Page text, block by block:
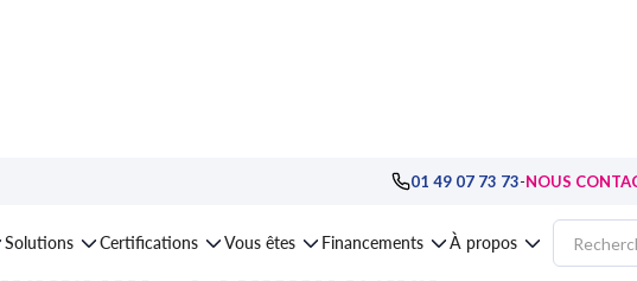
01 49 07 73 73-NOUS
Solutions Certifications Vous êtes Financements À propos
Formation TypeScript - Produire
- Produire ses